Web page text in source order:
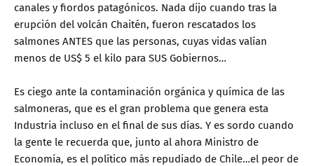
canales y fiordos patagónicos. Nada dijo cuando tras la
erupción del volcán Chaitén, fueron rescatados los
salmones ANTES que las personas, cuyas vidas valían
menos de US$ 5 el kilo para SUS Gobiernos…
Es ciego ante la contaminación orgánica y química de las
salmoneras, que es el gran problema que genera esta
Industria incluso en el final de sus días. Y es sordo cuando
la gente le recuerda que, junto al ahora Ministro de
Economía, es el político más repudiado de Chile…el peor de